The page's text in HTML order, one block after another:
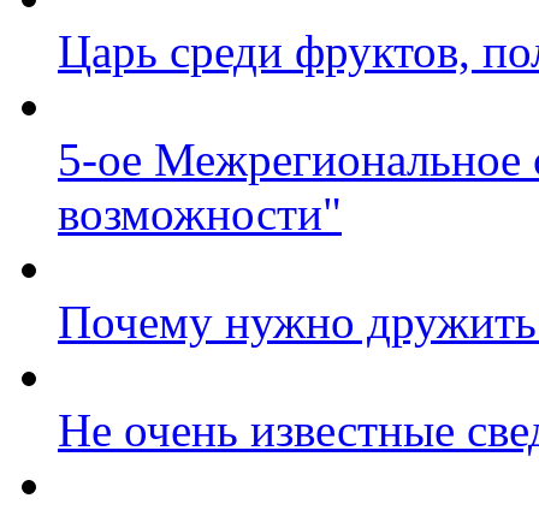
Царь среди фруктов,
5-ое
возможности"
Почему нужно
Не очень известные